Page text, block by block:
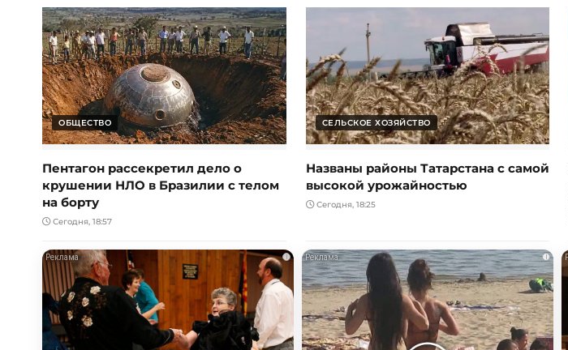
ОБЩЕСТВО
Пентагон рассекретил дело о
крушении НЛО в Бразилии с телом
на борту
Сегодня, 18:57
СЕЛЬСКОЕ ХОЗЯЙСТВО
Названы районы Татарстана с самой
высокой урожайностью
Сегодня, 18:25
i i